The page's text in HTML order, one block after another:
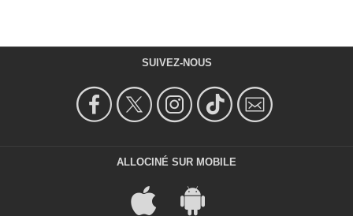
SUIVEZ-NOUS
ALLOCINÉ SUR MOBILE